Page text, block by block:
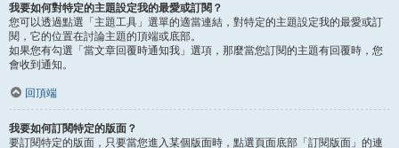
我要如何對特定的主題設定我的最愛或訂閱？
您可以透過點選「主題工具」選單的適當連結，對特定的主題設定我的最愛或訂
閱，它的位置在討論主題的頂端或底部。
如果您有勾選「當文章回覆時通知我」選項，那麼當您訂閱的主題有回覆時，您
會收到通知。
回頂端
我要如何訂閱特定的版面？
要訂閱特定的版面，只要當您進入某個版面時，點選頁面底部「訂閱版面」的連